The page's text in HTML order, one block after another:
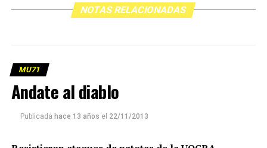
NOTAS RELACIONADAS
MU71
Andate al diablo
Publicada hace 13 años el 22/11/2013